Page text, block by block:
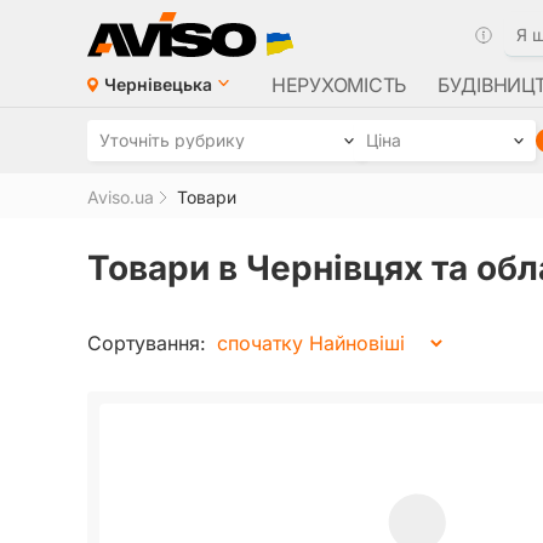
Чернівецька НЕРУХОМІСТЬ
Уточніть рубрику Ціна
Aviso.ua Товари
Товари в Чернівцях та
Сортування: